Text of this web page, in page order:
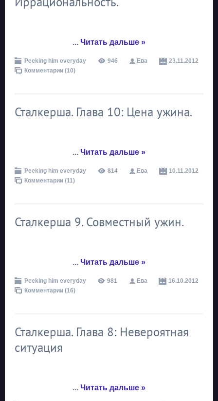
... Читать дальше »
Peeking him everyday 946 Ева
23.11.2012
Комментарии (10)
Сталкерша. Глава 10: Цена ужина.
... Читать дальше »
Peeking him everyday 814 Ева
10.11.2012
Комментарии (11)
Сталкерша 9. Совместный ужин.
... Читать дальше »
Peeking him everyday 981 Ева
16.10.2012
Комментарии (16)
Сталкерша. Глава 8: Невероятная
ситуация
... Читать дальше »